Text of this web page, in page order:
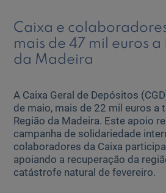
Empresas
a
Instituições
da
Madeira
Caixa e
mais de 47 mil euros a
da Madeira
A Caixa Geral de Depósitos
de maio, mais de 22 mil euros a
Região da Madeira. Este apoio
campanha de solidariedade
colaboradores da Caixa
apoiando a recuperação da
catástrofe natural de fevereiro.